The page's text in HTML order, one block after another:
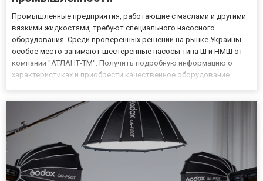
Промышленные предприятия, работающие с маслами и другими
вязкими жидкостями, требуют специального насосного
оборудования. Среди проверенных решений на рынке Украины
особое место занимают шестеренные насосы типа Ш и НМШ от
компании "АТЛАНТ-ТМ". Получить подробную информацию о
характеристиках и приобрести качественное оборудование